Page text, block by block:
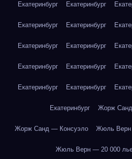
Екатеринбург Екатеринбург
Екатеринбург Екатеринбург
Екатеринбург Екатеринбург
Екатеринбург Екатеринбург
Екатеринбург Екатеринбург
Екатеринбург Жорж
Жорж Санд — Консуэло Жюль Верн
Жюль Верн — 20 000